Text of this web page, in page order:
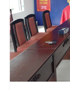
Vocational
Education
Center